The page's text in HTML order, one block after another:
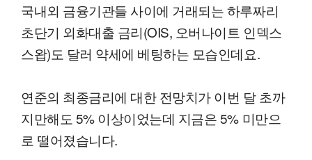
국내외 금융기관들 사이에 거래되는 하루짜리
초단기 외화대출 금리(OIS, 오버나이트 인덱스
스왑)도 달러 약세에 베팅하는 모습인데요.
연준의 최종금리에 대한 전망치가 이번 달 초까
지만해도 5% 이상이었는데 지금은 5% 미만으
로 떨어졌습니다.